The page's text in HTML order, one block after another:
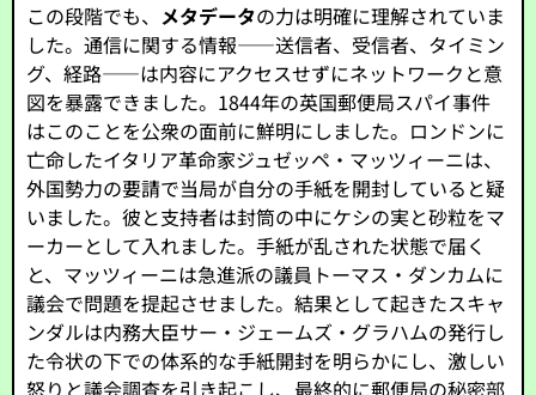
この段階でも、 メタデータの力は明確に理解されていま
した。通信に関する情報——送信者、受信者、タイミン
グ、経路——は内容にアクセスせずにネットワークと意
図を暴露できました。1844年の英国郵便局スパイ事件
はこのことを公衆の面前に鮮明にしました。ロンドンに
亡命したイタリア革命家ジュゼッペ・マッツィーニは、
外国勢力の要請で当局が自分の手紙を開封していると疑
いました。彼と支持者は封筒の中にケシの実と砂粒をマ
ーカーとして入れました。手紙が乱された状態で届く
と、マッツィーニは急進派の議員トーマス・ダンカムに
議会で問題を提起させました。結果として起きたスキャ
ンダルは内務大臣サー・ジェームズ・グラハムの発行し
た令状の下での体系的な手紙開封を明らかにし、激しい
怒りと議会調査を引き起こし、最終的に郵便局の秘密部